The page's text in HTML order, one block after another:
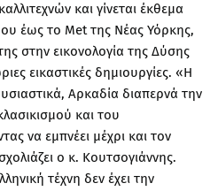
και γίνεται έκθεμα
έως το Met της Νέας Υόρκης,
στην εικονολογία της Δύσης
εικαστικές δημιουργίες. «Η
Αρκαδία διαπερνά την
και του
να εμπνέει μέχρι και τον
ο κ. Κουτσογιάννης.
τέχνη δεν έχει την